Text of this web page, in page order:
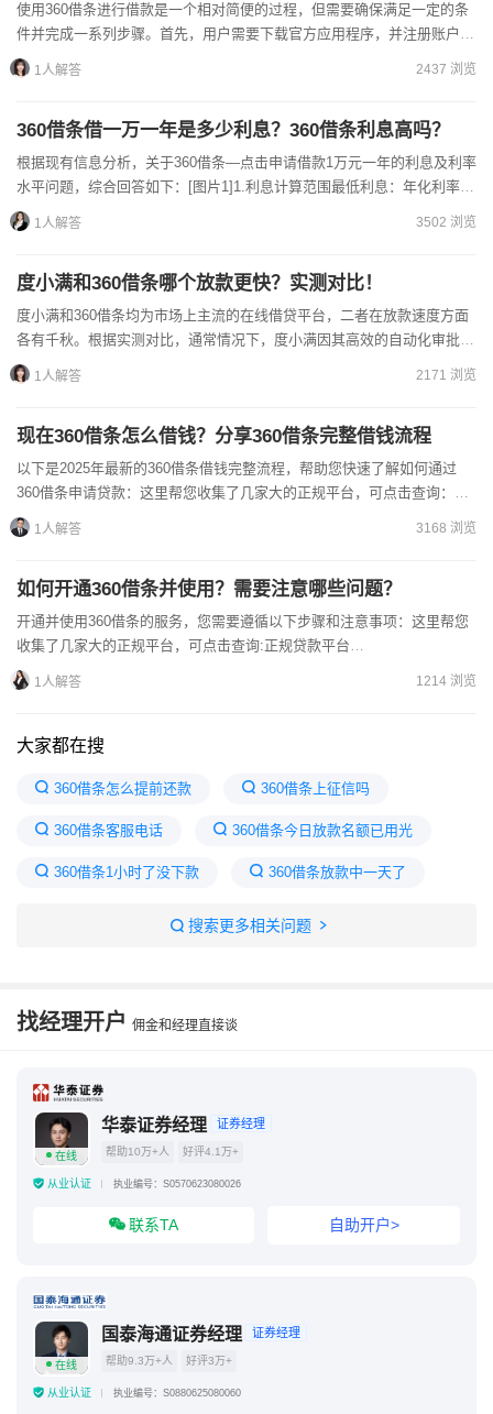
使用360借条进行借款是一个相对简便的过程，但需要确保满足一定的条
件并完成一系列步骤。首先，用户需要下载官方应用程序，并注册账户。
接下来是实名认证和绑定银行卡等操作，之后系统会根据提供...
1人解答 2437 浏览
360借条借一万一年是多少利息？360借条利息高吗？
根据现有信息分析，关于360借条—点击申请借款1万元一年的利息及利率
水平问题，综合回答如下：[图片1]‌1.利息计算范围‌‌最低利息‌：年化利率
7.2%时，总利息约549.91元（等额...
1人解答 3502 浏览
度小满和360借条哪个放款更快？实测对比！
度小满和360借条均为市场上主流的在线借贷平台，二者在放款速度方面
各有千秋。根据实测对比，通常情况下，度小满因其高效的自动化审批系
统，能在提交申请后最快1分钟内完成审核并放款至用户账户...
1人解答 2171 浏览
现在360借条怎么借钱？分享360借条完整借钱流程
以下是2025年最新的360借条借钱完整流程，帮助您快速了解如何通过
360借条申请贷款：这里帮您收集了几家大的正规平台，可点击查询：精
选正规贷款平台https://licai.cofo...
1人解答 3168 浏览
如何开通360借条并使用？需要注意哪些问题？
开通并使用360借条的服务，您需要遵循以下步骤和注意事项：这里帮您
收集了几家大的正规平台，可点击查询:正规贷款平台
https://licai.cofool.com/具体如下：1.开通流...
1人解答 1214 浏览
大家都在搜
360借条怎么提前还款 360借条上征信吗
360借条客服电话 360借条今日放款名额已用光
360借条1小时了没下款 360借条放款中一天了
360借条放款中多久到账 360借条一直显示放款中
搜索更多相关问题
找经理开户 佣金和经理直接谈
在线
华泰证券经理 证券经理
帮助10万+人 好评4.1万+
从业认证 执业编号：S0570623080026
联系TA 自助开户>
在线
国泰海通证券经理 证券经理
帮助9.3万+人 好评3万+
从业认证 执业编号：S0880625080060